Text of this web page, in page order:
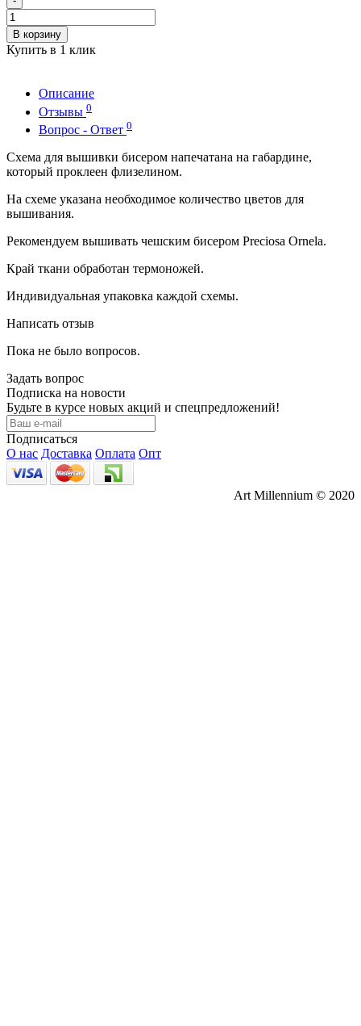
В корзину
Купить в 1 клик
Описание
Отзывы 0
Вопрос - Ответ 0
Схема для вышивки бисером напечатана на габардине,
который проклеен флизелином.
На схеме указана необходимое количество цветов для
вышивания.
Рекомендуем вышивать чешским бисером Preciosa Ornela.
Край ткани обработан термоножей.
Индивидуальная упаковка каждой схемы.
Написать отзыв
Пока не было вопросов.
Задать вопрос
Подписка на новости
Будьте в курсе новых акций и спецпредложений!
Подписаться
О нас Доставка Оплата Опт
Art Millennium © 2020